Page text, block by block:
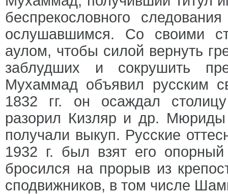
беспрекословного
ослушавшимся. Со своими
аулом, чтобы силой вернуть
заблудших и сокрушить
Мухаммад объявил русским
1832 гг. он осаждал
разорил Кизляр и др. Мюриды
получали выкуп. Русские
1932 г. был взят его
бросился на прорыв из
сподвижников, в том числе